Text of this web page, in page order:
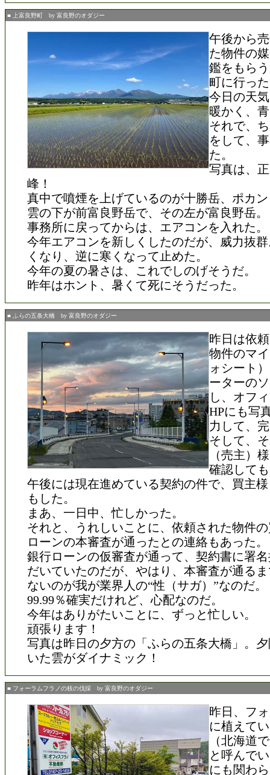
■ 上富良野町 by 富良野のオダジー
午後から
た物件の
鑑をもら
町に行っ
今日の天
暖かく、
それで、
をして、
た。
写真は、
峰！
真中で噴煙を上げているのが十勝岳、ポカ
雲の下が前富良野岳で、その左が富良野岳。
事務所に戻ってからは、エアコンを入れた。
今年エアコンを新しくしたのだが、威力抜
くなり、逆に寒くなって止めた。
今年の夏の暑さは、これでしのげそうだ。
昨年はホント、暑くて死にそうだった。
■ ふらの五条大橋 by 富良野のオダジー
昨日は依
物件のマ
ォシート
ーターの
し、オフ
HPにも写
力して、
そして、
（売主）
確認して
午後には現在進めている契約の件で、買主
もした。
まあ、一日中、忙しかった。
それと、うれしいことに、依頼された物件
ローンの本審査が通ったとの連絡もあった。
銀行ローンの仮審査が通って、契約書に署
だいていたのだが、やはり、本審査が通る
ないのが我が業界人の“性（サガ）”なのだ。
99.99％確実だけれど、心配なのだ。
今年はありがたいことに、ずっと忙しい。
頑張ります！
写真は昨日の夕方の「ふらの五条大橋」。
いた雲がダイナミック！
■ フォーラムフラノの枝の伐採 by 富良野のオダジー
昨日、フ
に植えて
（北海道
と呼んで
にも関わ